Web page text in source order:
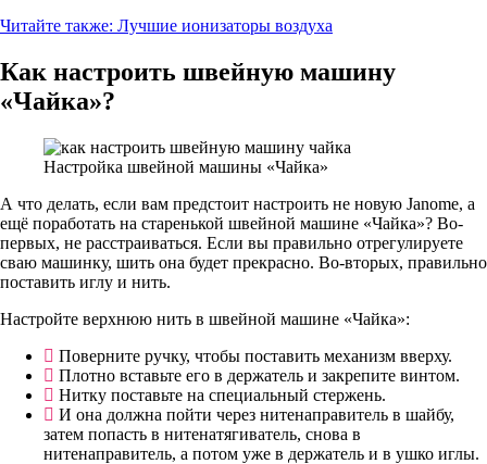
Читайте также: Лучшие ионизаторы воздуха
Как настроить швейную машину
«Чайка»?
Настройка швейной машины «Чайка»
А что делать, если вам предстоит настроить не новую Janome, а
ещё поработать на старенькой швейной машине «Чайка»? Во-
первых, не расстраиваться. Если вы правильно отрегулируете
сваю машинку, шить она будет прекрасно. Во-вторых, правильно
поставить иглу и нить.
Настройте верхнюю нить в швейной машине «Чайка»:
Поверните ручку, чтобы поставить механизм вверху.
Плотно вставьте его в держатель и закрепите винтом.
Нитку поставьте на специальный стержень.
И она должна пойти через нитенаправитель в шайбу,
затем попасть в нитенатягиватель, снова в
нитенаправитель, а потом уже в держатель и в ушко иглы.